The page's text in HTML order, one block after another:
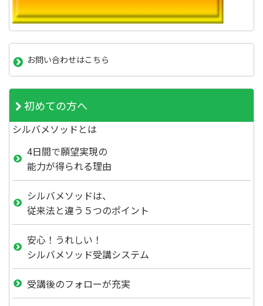
お問い合わせはこちら
初めての方へ
シルバメソッドとは
4日間で願望実現の
能力が得られる理由
シルバメソッドは、
従来法と違う５つのポイント
安心！うれしい！
シルバメソッド受講システム
受講後のフォローが充実